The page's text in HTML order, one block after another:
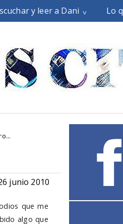
y leer a Dani Lo
junio 2010
que me
algo que